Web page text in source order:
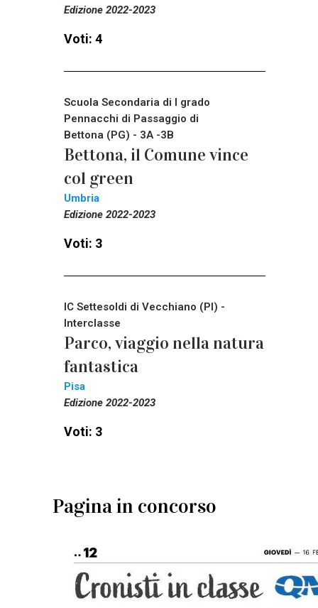
Edizione 2022-2023
Voti: 4
Scuola Secondaria di I grado
Pennacchi di Passaggio di
Bettona (PG) - 3A -3B
Bettona, il Comune vince
col green
Umbria
Edizione 2022-2023
Voti: 3
IC Settesoldi di Vecchiano (PI) -
Interclasse
Parco, viaggio nella natura
fantastica
Pisa
Edizione 2022-2023
Voti: 3
Pagina in concorso